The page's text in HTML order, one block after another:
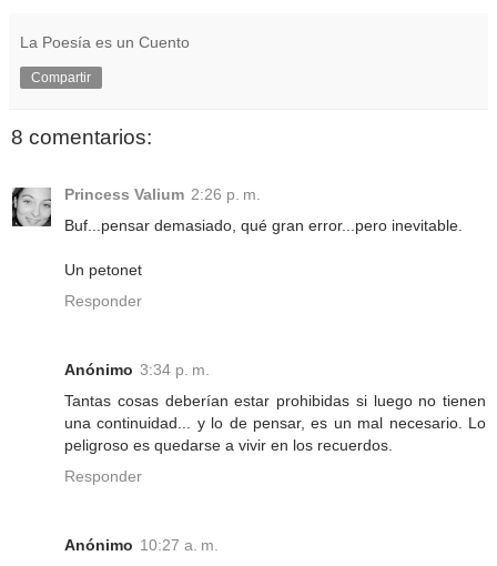
La Poesía es un Cuento
Compartir
8 comentarios:
Princess Valium 2:26 p. m.
Buf...pensar demasiado, qué gran error...pero inevitable.
Un petonet
Responder
Anónimo 3:34 p. m.
Tantas cosas deberían estar prohibidas si luego no tienen
una continuidad... y lo de pensar, es un mal necesario. Lo
peligroso es quedarse a vivir en los recuerdos.
Responder
Anónimo 10:27 a. m.